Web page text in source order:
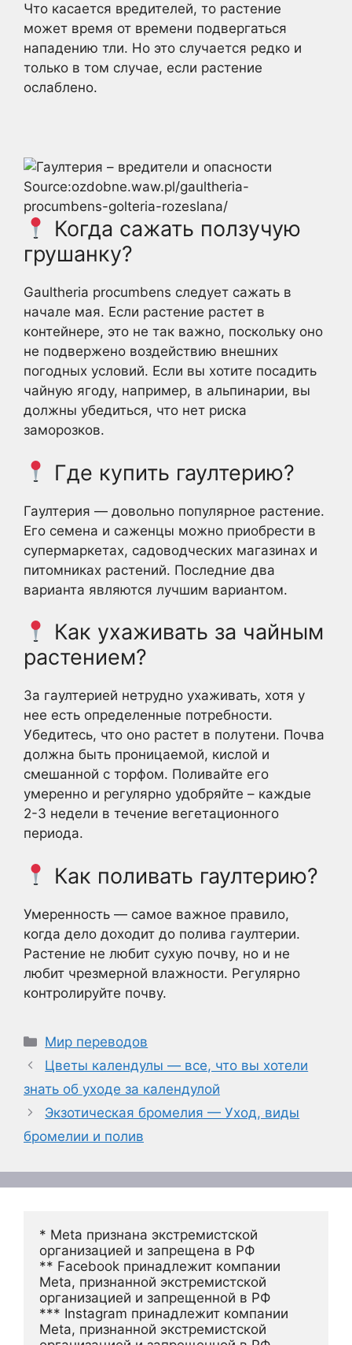
Что касается вредителей, то растение
может время от времени подвергаться
нападению тли. Но это случается редко и
только в том случае, если растение
ослаблено.
Source:ozdobne.waw.pl/gaultheria-
procumbens-golteria-rozeslana/
Когда сажать ползучую
грушанку?
Gaultheria procumbens следует сажать в
начале мая. Если растение растет в
контейнере, это не так важно, поскольку оно
не подвержено воздействию внешних
погодных условий. Если вы хотите посадить
чайную ягоду, например, в альпинарии, вы
должны убедиться, что нет риска
заморозков.
Где купить гаултерию?
Гаултерия — довольно популярное растение.
Его семена и саженцы можно приобрести в
супермаркетах, садоводческих магазинах и
питомниках растений. Последние два
варианта являются лучшим вариантом.
Как ухаживать за чайным
растением?
За гаултерией нетрудно ухаживать, хотя у
нее есть определенные потребности.
Убедитесь, что оно растет в полутени. Почва
должна быть проницаемой, кислой и
смешанной с торфом. Поливайте его
умеренно и регулярно удобряйте – каждые
2-3 недели в течение вегетационного
периода.
Как поливать гаултерию?
Умеренность — самое важное правило,
когда дело доходит до полива гаултерии.
Растение не любит сухую почву, но и не
любит чрезмерной влажности. Регулярно
контролируйте почву.
Рубрики
Мир переводов
Цветы календулы — все, что вы хотели
знать об уходе за календулой
Экзотическая бромелия — Уход, виды
бромелии и полив
* Meta признана экстремистской
организацией и запрещена в РФ
** Facebook принадлежит компании
Meta, признанной экстремистской
организацией и запрещенной в РФ
*** Instagram принадлежит компании
Meta, признанной экстремистской